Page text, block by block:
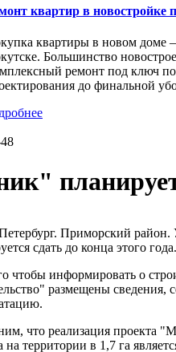
квартир в новостройке
квартиры в новом доме
Большинство
ремонт под ключ
до финальной
Приморский
сдать до конца этого
чтобы информировать о
размещены
что реализация проекта
на территории в 1,7 га